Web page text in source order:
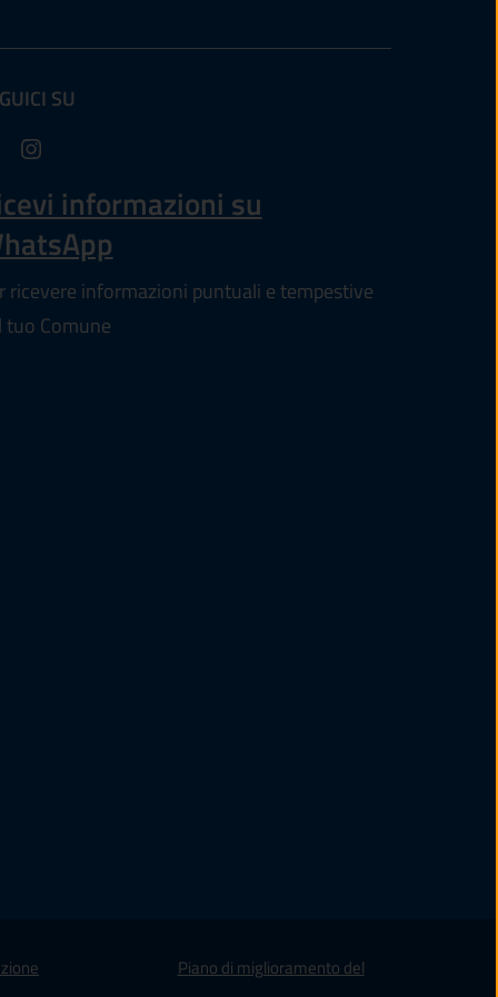
in un'altra scheda).
SU
informazioni su
ricevere informazioni puntuali e tempestive
tuo Comune
Piano di miglioramento del